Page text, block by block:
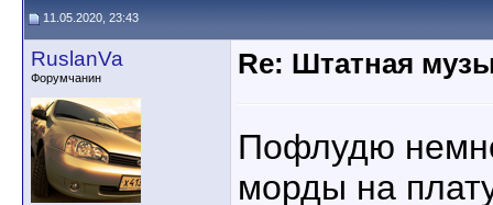
11.05.2020, 23:43
RuslanVa
Форумчанин Re: Штатная
Пофлудю
морды на